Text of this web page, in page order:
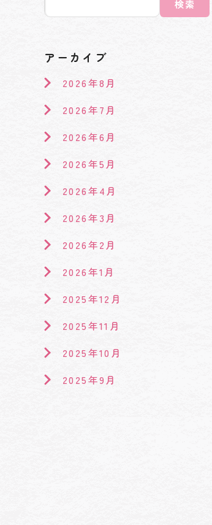
検索
アーカイブ
2026年8月
2026年7月
2026年6月
2026年5月
2026年4月
2026年3月
2026年2月
2026年1月
2025年12月
2025年11月
2025年10月
2025年9月